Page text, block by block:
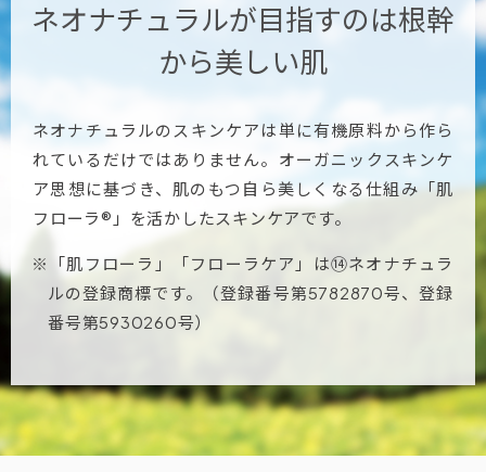
ネオナチュラルが目指すのは根幹
から美しい肌
ネオナチュラルのスキンケアは単に有機原料から作ら
れているだけではありません。オーガニックスキンケ
ア思想に基づき、肌のもつ自ら美しくなる仕組み「肌
フローラ®」を活かしたスキンケアです。
※「肌フローラ」「フローラケア」は⑭ネオナチュラ
ルの登録商標です。（登録番号第5782870号、登録
番号第5930260号）